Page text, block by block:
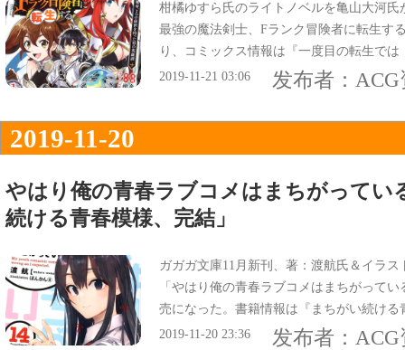
柑橘ゆすら氏のライトノベルを亀山大河
最強の魔法剣士、Fランク冒険者に転生す
り、コミックス情報は『一度目の転生で
聖〉と呼ばれた、魔術と剣術の両方を極
2019-11-21 03:06 发布者：
2019-11-20
やはり俺の青春ラブコメはまちがって
続ける青春模様、完結」
ガガガ文庫11月新刊、著：渡航氏＆イラ
「やはり俺の青春ラブコメはまちがって
売になった。書籍情報は『まちがい続け
てる。
2019-11-20 23:36 发布者：